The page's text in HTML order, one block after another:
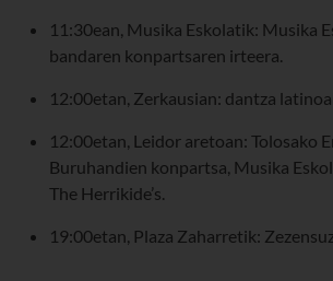
11:30ean, Musika Eskolatik: Musika
bandaren konpartsaren irteera.
12:00etan, Zerkausian: dantza
12:00etan, Leidor aretoan: Tolosako
Buruhandien konpartsa, Musika
The Herrikide’s.
19:00etan, Plaza Zaharretik: